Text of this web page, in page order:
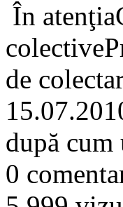
În
de
după cum
0